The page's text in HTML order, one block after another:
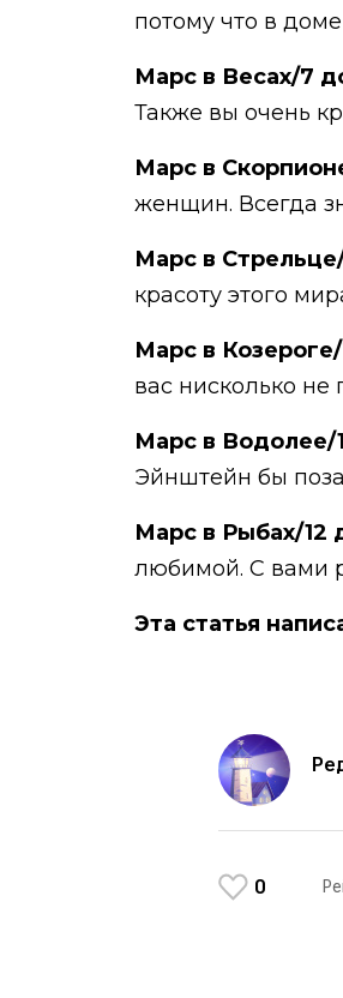
потому что в
Марс в Весах/7
Также вы очень
Марс в
женщин. Всегда
Марс в
красоту этого
Марс в
вас нисколько
Марс в Водолее/
Эйнштейн бы
Марс в Рыбах/12
любимой. С вами
Эта статья
0